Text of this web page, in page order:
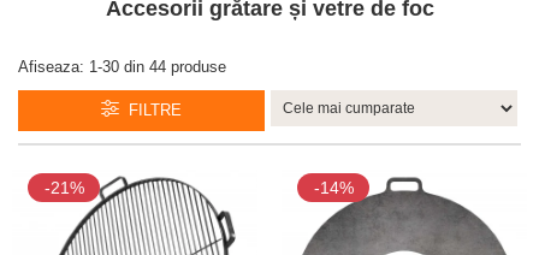
Accesorii grătare și vetre de foc
Afiseaza: 1-30 din 44 produse
FILTRE
-21% -14%